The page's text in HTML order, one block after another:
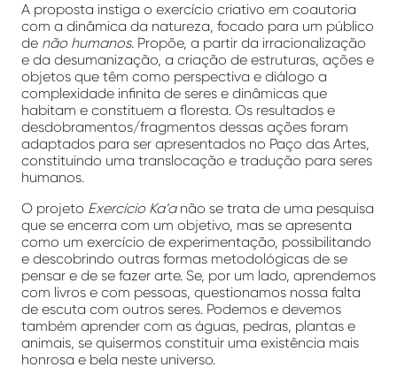
A proposta instiga o exercício criativo em coautoria
com a dinâmica da natureza, focado para um público
de não humanos. Propõe, a partir da irracionalização
e da desumanização, a criação de estruturas, ações e
objetos que têm como perspectiva e diálogo a
complexidade infinita de seres e dinâmicas que
habitam e constituem a floresta. Os resultados e
desdobramentos/fragmentos dessas ações foram
adaptados para ser apresentados no Paço das Artes,
constituindo uma translocação e tradução para seres
humanos.
O projeto Exercício Ka’anão se trata de uma pesquisa
que se encerra com um objetivo, mas se apresenta
como um exercício de experimentação, possibilitando
e descobrindo outras formas metodológicas de se
pensar e de se fazer arte. Se, por um lado, aprendemos
com livros e com pessoas, questionamos nossa falta
de escuta com outros seres. Podemos e devemos
também aprender com as águas, pedras, plantas e
animais, se quisermos constituir uma existência mais
honrosa e bela neste universo.